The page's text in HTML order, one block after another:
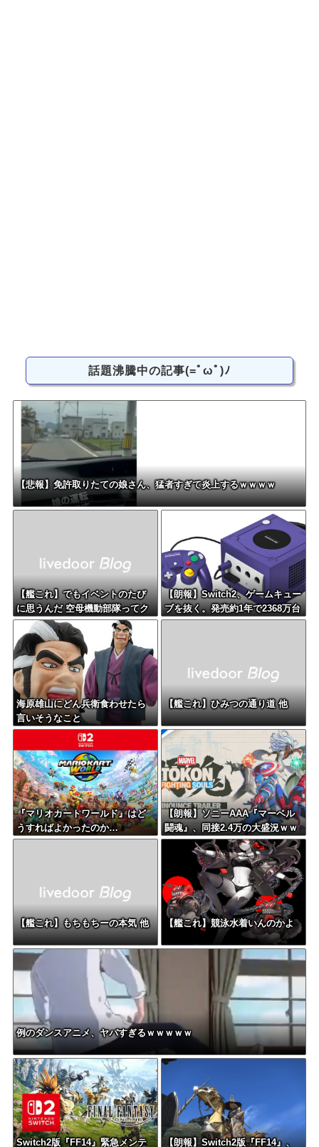
話題沸騰中の記事(=ﾟωﾟ)ﾉ
【悲報】免許取りたての娘さん、猛者すぎて炎上するｗｗｗｗ
【艦これ】でもイベントのたび
に思うんだ 空母機動部隊ってク
ソだわ！
【朗報】Switch2、ゲームキュー
ブを抜く。発売約1年で2368万台
突破
海原雄山にどん兵衛食わせたら
言いそうなこと
【艦これ】ひみつの通り道 他
『マリオカートワールド』はど
うすればよかったのか…
【朗報】ソニーAAA『マーベル
闘魂』、同接2.4万の大盛況ｗｗ
ｗｗｗｗ
【艦これ】もちもちーの本気 他 【艦これ】競泳水着いんのかよ
例のダンスアニメ、ヤバすぎるｗｗｗｗｗ
Switch2版『FF14』緊急メンテ 【朗報】Switch2版『FF14』、